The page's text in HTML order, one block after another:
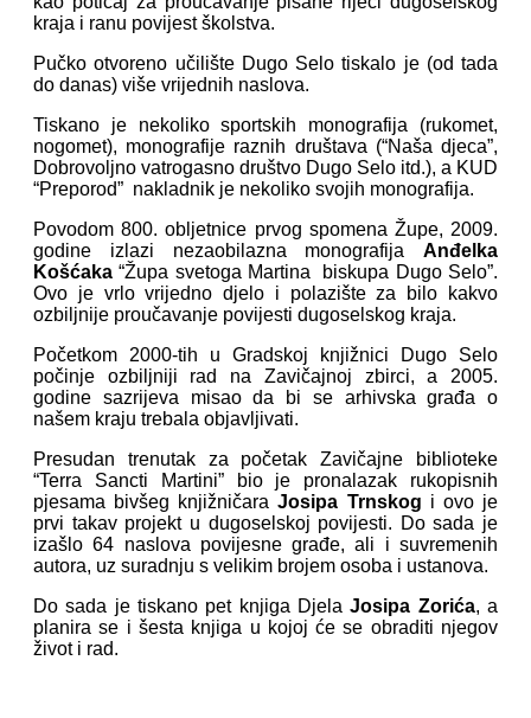
kraja i ranu povijest školstva.
Pučko otvoreno učilište Dugo Selo tiskalo je (od tada
do danas) više vrijednih naslova.
Tiskano je nekoliko sportskih monografija (rukomet,
nogomet), monografije raznih društava (“Naša djeca”,
Dobrovoljno vatrogasno društvo Dugo Selo itd.), a KUD
“Preporod” nakladnik je nekoliko svojih monografija.
Povodom 800. obljetnice prvog spomena Župe, 2009.
godine izlazi nezaobilazna monografija Anđelka
Košćaka “Župa svetoga Martina biskupa Dugo Selo”.
Ovo je vrlo vrijedno djelo i polazište za bilo kakvo
ozbiljnije proučavanje povijesti dugoselskog kraja.
Početkom 2000-tih u Gradskoj knjižnici Dugo Selo
počinje ozbiljniji rad na Zavičajnoj zbirci, a 2005.
godine sazrijeva misao da bi se arhivska građa o
našem kraju trebala objavljivati.
Presudan trenutak za početak Zavičajne biblioteke
“Terra Sancti Martini” bio je pronalazak rukopisnih
pjesama bivšeg knjižničaraJosipa Trnskog i ovo je
prvi takav projekt u dugoselskoj povijesti. Do sada je
izašlo 64 naslova povijesne građe, ali i suvremenih
autora, uz suradnju s velikim brojem osoba i ustanova.
Do sada je tiskano pet knjiga DjelaJosipa Zorića, a
planira se i šesta knjiga u kojoj će se obraditi njegov
život i rad.